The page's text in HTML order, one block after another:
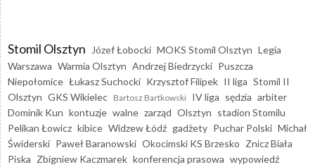
Stomil Olsztyn Józef Łobocki MOKS Stomil Olsztyn Legia
Warszawa Warmia Olsztyn Andrzej Biedrzycki Puszcza
Niepołomice Łukasz Suchocki Krzysztof Filipek II liga Stomil II
Olsztyn GKS Wikielec Bartosz Bartkowski IV liga sędzia arbiter
Dominik Kun kontuzje walne zarząd Olsztyn stadion Stomilu
Pelikan Łowicz kibice Widzew Łódź gadżety Puchar Polski Michał
Świderski Paweł Baranowski Okocimski KS Brzesko Znicz Biała
Piska Zbigniew Kaczmarek konferencja prasowa wypowiedź